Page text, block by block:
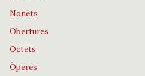
Nonets
Obertures
Octets
Òperes